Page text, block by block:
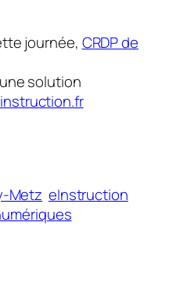
journée, CRDP de
solution
Metz eInstruction